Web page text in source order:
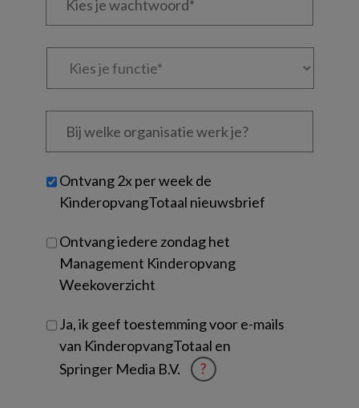
Kies
Bij
welke
je?
Untitled
Ontvang 2x per week de
KinderopvangTotaal nieuwsbrief
Ontvang iedere zondag het
Management Kinderopvang
Weekoverzicht
Ja, ik geef toestemming voor e-mails
van KinderopvangTotaal en
Springer Media B.V.
?